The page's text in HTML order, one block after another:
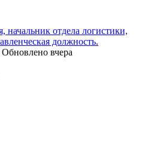
начальник отдела логистики,
должность.
Обновлено вчера